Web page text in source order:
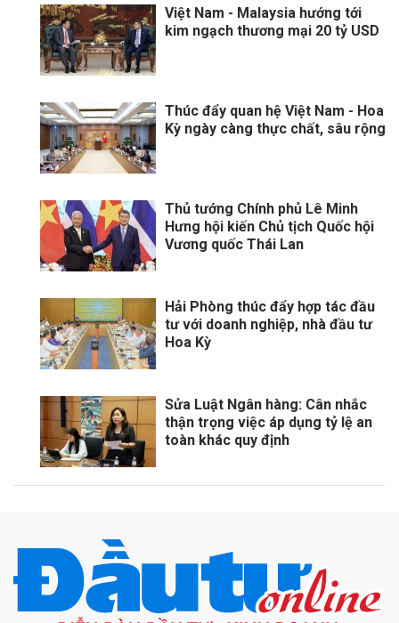
Việt Nam - Malaysia hướng tới
kim ngạch thương mại 20 tỷ USD
Thúc đẩy quan hệ Việt Nam - Hoa
Kỳ ngày càng thực chất, sâu rộng
Thủ tướng Chính phủ Lê Minh
Hưng hội kiến Chủ tịch Quốc hội
Vương quốc Thái Lan
Hải Phòng thúc đẩy hợp tác đầu
tư với doanh nghiệp, nhà đầu tư
Hoa Kỳ
Sửa Luật Ngân hàng: Cân nhắc
thận trọng việc áp dụng tỷ lệ an
toàn khác quy định